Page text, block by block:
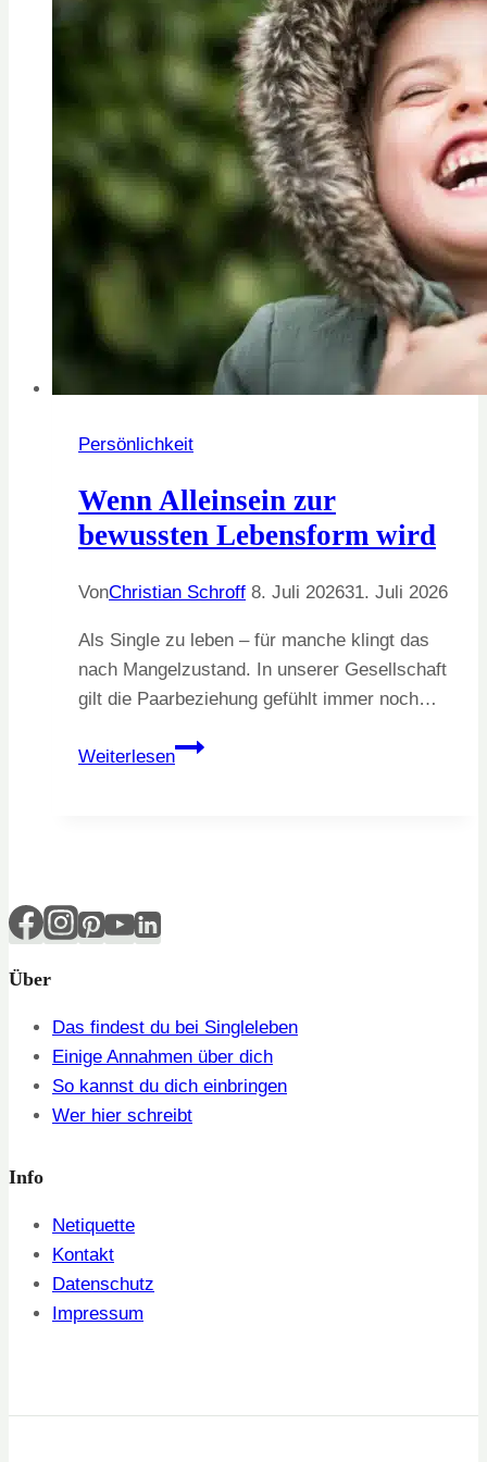
Persönlichkeit
Wenn Alleinsein zur
bewussten Lebensform wird
VonChristian Schroff 8. Juli 202631. Juli 2026
Als Single zu leben – für manche klingt das
nach Mangelzustand. In unserer Gesellschaft
gilt die Paarbeziehung gefühlt immer noch…
Weiterlesen
Wenn
Über
Das findest du bei Singleleben
Einige Annahmen über dich
So kannst du dich einbringen
Wer hier schreibt
Info
Netiquette
Kontakt
Datenschutz
Impressum